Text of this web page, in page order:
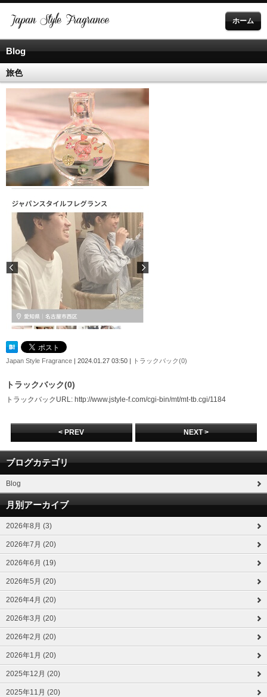
ホーム
Blog
旅色
Japan Style Fragrance | 2024.01.27 03:50 | トラックバック(0)
トラックバック(0)
トラックバックURL: http://www.jstyle-f.com/cgi-bin/mt/mt-tb.cgi/1184
< PREV NEXT >
ブログカテゴリ
Blog
月別アーカイブ
2026年8月 (3)
2026年7月 (20)
2026年6月 (19)
2026年5月 (20)
2026年4月 (20)
2026年3月 (20)
2026年2月 (20)
2026年1月 (20)
2025年12月 (20)
2025年11月 (20)